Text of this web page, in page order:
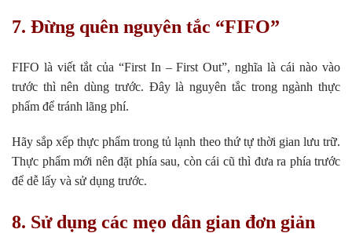
7. Đừng quên nguyên tắc “FIFO”
FIFO là viết tắt của “First In – First Out”, nghĩa là cái nào vào
trước thì nên dùng trước. Đây là nguyên tắc trong ngành thực
phẩm để tránh lãng phí.
Hãy sắp xếp thực phẩm trong tủ lạnh theo thứ tự thời gian lưu trữ.
Thực phẩm mới nên đặt phía sau, còn cái cũ thì đưa ra phía trước
để dễ lấy và sử dụng trước.
8. Sử dụng các mẹo dân gian đơn giản